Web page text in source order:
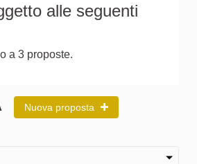
alle seguenti
a 3 proposte.
Nuova proposta